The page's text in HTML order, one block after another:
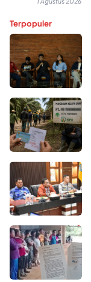
Terpopuler